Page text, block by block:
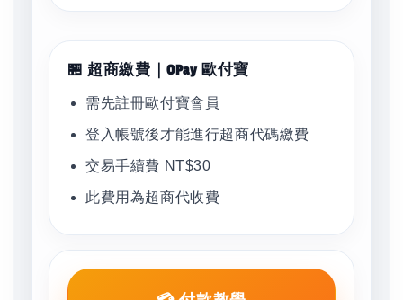
🏪 超商繳費｜OPay 歐付寶
需先註冊歐付寶會員
登入帳號後才能進行超商代碼繳費
交易手續費 NT$30
此費用為超商代收費